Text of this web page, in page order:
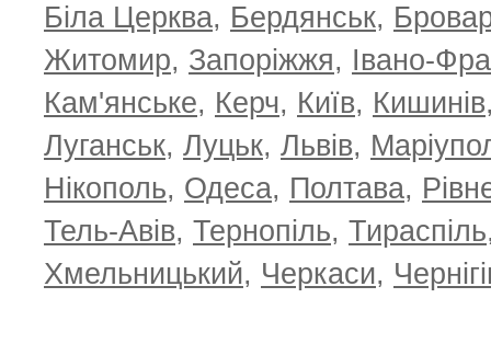
Біла Церква, Бердянськ,
Житомир, Запоріжжя, Івано-
Кам'янське, Керч, Київ, Кишинів
Луганськ, Луцьк, Львів,
Нікополь, Одеса, Полтава,
Тель-Авів, Тернопіль, Тираспіль
Хмельницький, Черкаси,